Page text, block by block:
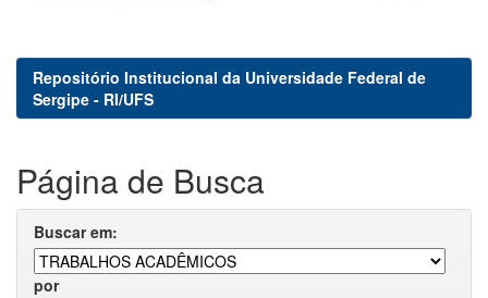
Repositório Institucional da Universidade Federal de
Sergipe - RI/UFS
Página de Busca
Buscar em:
por